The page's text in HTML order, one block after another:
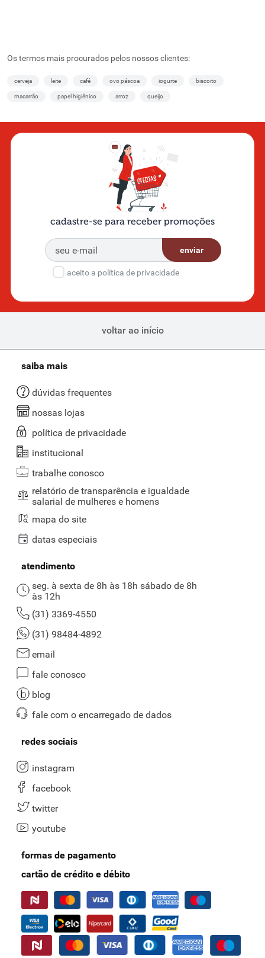
Os termos mais procurados pelos nossos clientes:
cerveja leite café ovo páscoa iogurte biscoito
macarrão papel higiênico arroz queijo
cadastre-se para receber promoções
enviar
aceito a política de privacidade
voltar ao início
saiba mais
dúvidas frequentes
nossas lojas
política de privacidade
institucional
trabalhe conosco
relatório de transparência e igualdade
salarial de mulheres e homens
mapa do site
datas especiais
atendimento
seg. à sexta de 8h às 18h sábado de 8h
às 12h
(31) 3369-4550
(31) 98484-4892
email
fale conosco
blog
fale com o encarregado de dados
redes sociais
instagram
facebook
twitter
youtube
formas de pagamento
cartão de crédito e débito